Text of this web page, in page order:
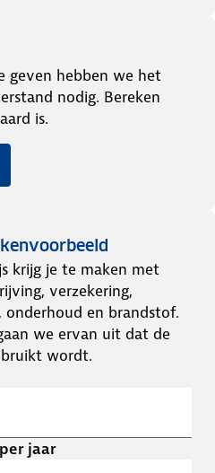
geven hebben we het
nodig. Bereken
is.
krijg je te maken met
verzekering,
en brandstof.
we ervan uit dat de
wordt.
jaar